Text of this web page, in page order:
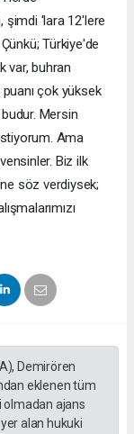
şimdi 'lara 12'lere
Türkiye'de
var, buhran
çok yüksek
budur. Mersin
Ama
Biz ilk
söz verdiysek;
Demirören
eklenen tüm
olmadan ajans
alan hukuki